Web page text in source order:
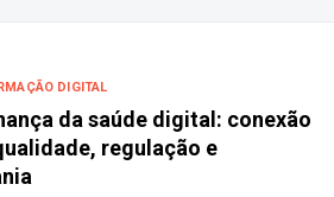
DIGITAL
da saúde digital: conexão
regulação e